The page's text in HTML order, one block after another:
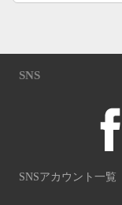
SNS
SNSアカウント一覧